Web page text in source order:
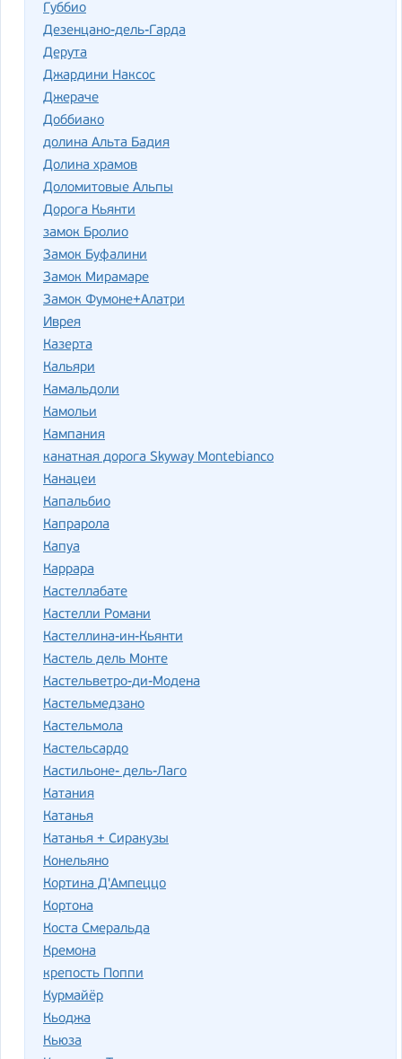
Губбио
Дезенцано-дель-Гарда
Дерута
Джардини Наксос
Джераче
Доббиако
долина Альта Бадия
Долина храмов
Доломитовые Альпы
Дорога Кьянти
замок Бролио
Замок Буфалини
Замок Мирамаре
Замок Фумоне+Алатри
Иврея
Казерта
Кальяри
Камальдоли
Камольи
Кампания
канатная дорога Skyway Montebianco
Канацеи
Капальбио
Капрарола
Капуа
Каррара
Кастеллабате
Кастелли Романи
Кастеллина-ин-Кьянти
Кастель дель Монте
Кастельветро-ди-Модена
Кастельмедзано
Кастельмола
Кастельсардо
Кастильоне- дель-Лаго
Катания
Катанья
Катанья + Сиракузы
Конельяно
Кортина Д'Ампеццо
Кортона
Коста Смеральда
Кремона
крепость Поппи
Курмайёр
Кьоджа
Кьюза